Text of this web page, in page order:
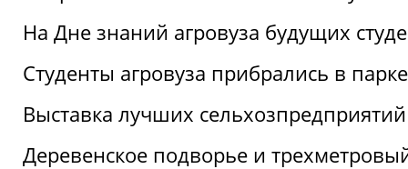
На Дне знаний агровуза будущих
Студенты агровуза прибрались в
Выставка лучших
Деревенское подворье и